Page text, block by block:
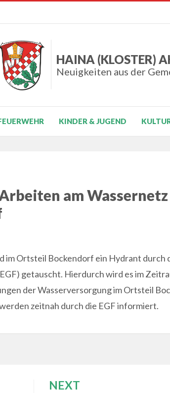
HAINA (KLOSTER)
Neuigkeiten aus der
KINDER & JUGEND
am
im Ortsteil Bockendorf ein Hydrant durch
getauscht. Hierdurch wird es im
der Wasserversorgung im Ortsteil
zeitnah durch die EGF informiert.
NEXT